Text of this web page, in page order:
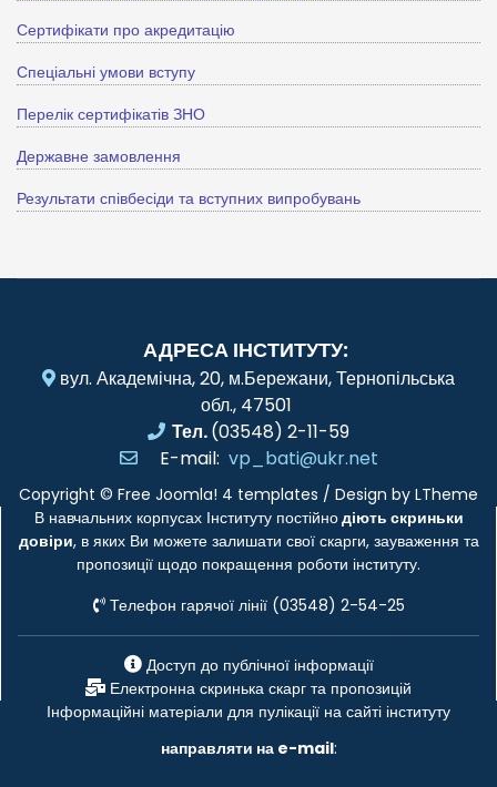
Сертифікати про акредитацію
Спеціальні умови вступу
Перелік сертифікатів ЗНО
Державне замовлення
Результати співбесіди та вступних випробувань
АДРЕСА ІНСТИТУТУ:
вул. Академічна, 20, м.Бережани, Тернопільська
обл., 47501
Тел.(03548) 2-11-59
E-mail: vp_bati@ukr.net
Copyright © Free Joomla! 4 templates / Design by LTheme
В навчальних корпусах Інституту постійнодіють скриньки
довіри, в яких Ви можете залишати свої скарги, зауваження та
пропозиції щодо покращення роботи інституту.
Телефон гарячої лінії (03548) 2-54-25
Доступ до публічної інформації
Електронна скринька скарг та пропозицій
Інформаційні матеріали для пулікації на сайті інституту
направляти на e-mail: